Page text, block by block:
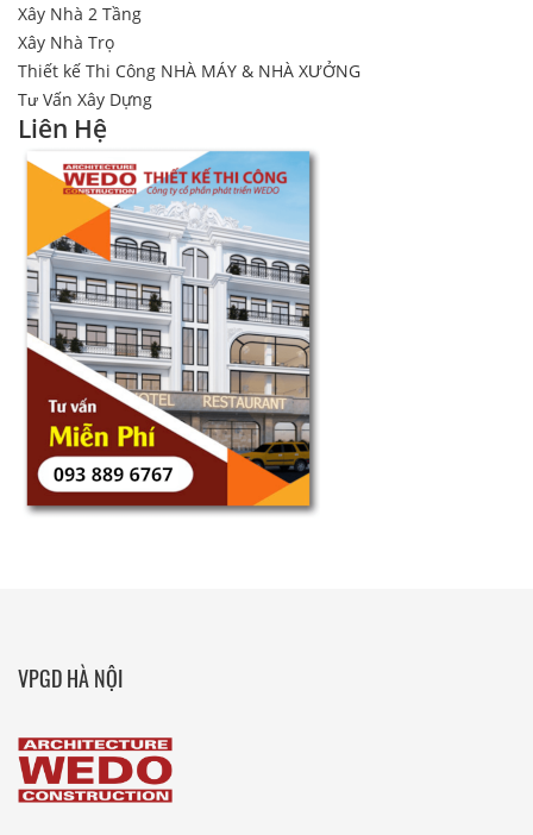
Xây Nhà 2 Tầng
Xây Nhà Trọ
Thiết kế Thi Công NHÀ MÁY & NHÀ XƯỞNG
Tư Vấn Xây Dựng
Liên Hệ
VPGD HÀ NỘI